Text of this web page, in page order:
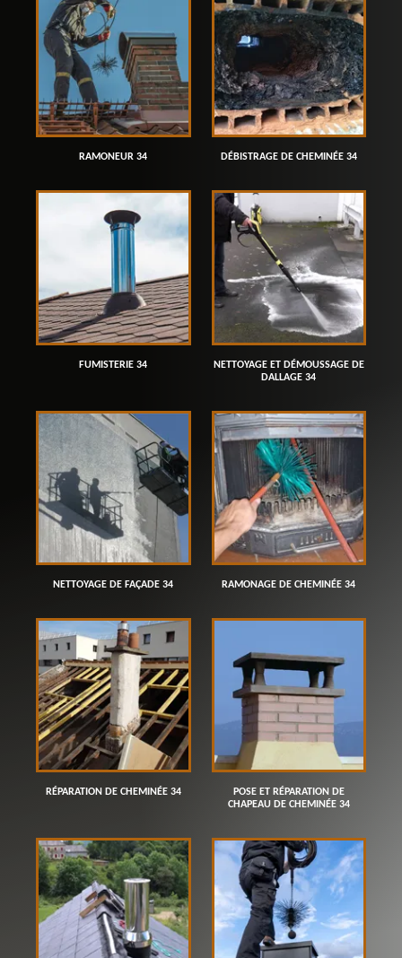
RAMONEUR 34 DÉBISTRAGE DE CHEMINÉE 34
FUMISTERIE 34
NETTOYAGE ET DÉMOUSSAGE DE
DALLAGE 34
NETTOYAGE DE FAÇADE 34 RAMONAGE DE CHEMINÉE 34
RÉPARATION DE CHEMINÉE 34
POSE ET RÉPARATION DE
CHAPEAU DE CHEMINÉE 34